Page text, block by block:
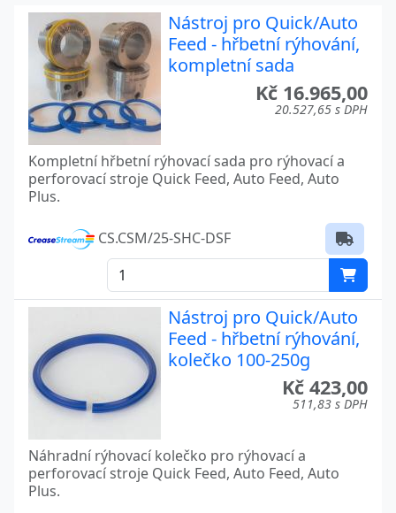
Nástroj pro Quick/Auto
Feed - hřbetní rýhování,
kompletní sada
Kč 16.965,00
20.527,65 s DPH
Kompletní hřbetní rýhovací sada pro rýhovací a
perforovací stroje Quick Feed, Auto Feed, Auto
Plus.
CS.CSM/25-SHC-DSF
Nástroj pro Quick/Auto
Feed - hřbetní rýhování,
kolečko 100-250g
Kč 423,00
511,83 s DPH
Náhradní rýhovací kolečko pro rýhovací a
perforovací stroje Quick Feed, Auto Feed, Auto
Plus.